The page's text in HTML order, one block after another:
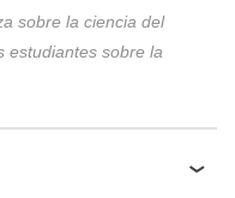
sobre la ciencia del
estudiantes sobre la